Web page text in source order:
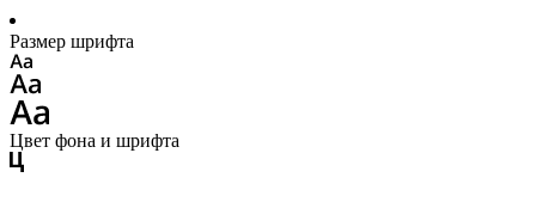
Размер шрифта
Цвет фона и шрифта